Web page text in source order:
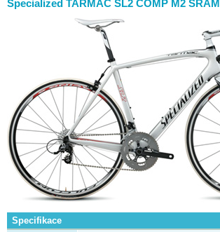
Specialized TARMAC SL2 COMP M2 SRAM
Specifikace